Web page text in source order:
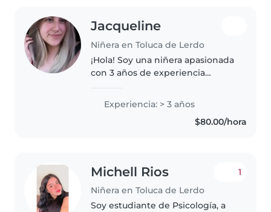
Jacqueline
Niñera en Toluca de Lerdo
¡Hola! Soy una niñera apasionada
con 3 años de experiencia
hacer manualidades con los
niños, soy muy didáctica; cero
Experiencia: > 3 años
$80.00/hora
Michell Rios
Niñera en Toluca de Lerdo
1
Soy estudiante de Psicología, a